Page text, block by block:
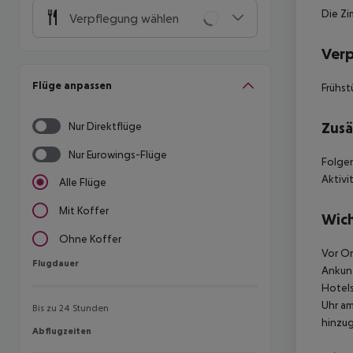
Verpflegung wählen
Flüge anpassen
Nur Direktflüge
Nur Eurowings-Flüge
Alle Flüge
Mit Koffer
Ohne Koffer
Flugdauer
Flugdauer
Bis zu 24 Stunden
Abflugzeiten
Abflugzeiten
Die
Vor
Uhr